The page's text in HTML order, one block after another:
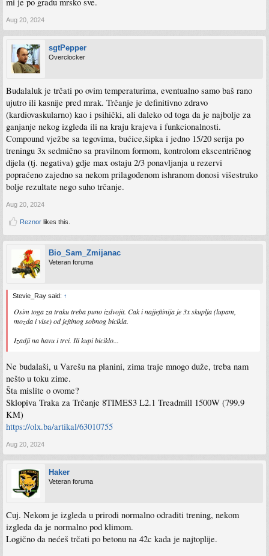
Aug 20, 2024
sgtPepper
Overclocker
Budalaluk je trčati po ovim temperaturima, eventualno samo baš rano
ujutro ili kasnije pred mrak. Trčanje je definitivno zdravo
(kardiovaskularno) kao i psihički, ali daleko od toga da je najbolje za
ganjanje nekog izgleda ili na kraju krajeva i funkcionalnosti.
Compound vježbe sa tegovima, bućice,šipka i jedno 15/20 serija po
treningu 3x sedmično sa pravilnom formom, kontrolom ekscentričnog
dijela (tj. negativa) gdje max ostaju 2/3 ponavljanja u rezervi
popraćeno zajedno sa nekom prilagođenom ishranom donosi višestruko
bolje rezultate nego suho trčanje.
Aug 20, 2024
Reznor likes this.
Bio_Sam_Zmijanac
Veteran foruma
Stevie_Ray said: ↑
Osim toga za traku treba puno izdvojit. Cak i najjeftinija je 3x skuplja (lupam,
mozda i vise) od jeftinog sobnog bicikla.
Izadji na havu i trci. Ili kupi biciklo...
Ne budalaši, u Varešu na planini, zima traje mnogo duže, treba nam
nešto u toku zime.
Šta mislite o ovome?
Sklopiva Traka za Trčanje 8TIMES3 L2.1 Treadmill 1500W (799.9
KM)
https://olx.ba/artikal/63010755
Aug 20, 2024
Haker
Veteran foruma
Cuj. Nekom je izgleda u prirodi normalno odraditi trening, nekom
izgleda da je normalno pod klimom.
Logično da nećeš trčati po betonu na 42c kada je najtoplije.